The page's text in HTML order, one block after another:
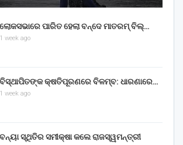
ଲୋକସଭାରେ ପାରିତ ହେଲା ବନ୍ଦେ ମାତରମ୍‌ ବିଲ୍‌…
1 week ago
ବିସ୍ଥାପିତଙ୍କ କ୍ଷତିପୂରଣରେ ବିଳମ୍ବ: ଧାରଣାରେ…
1 week ago
ବନ୍ୟା ସ୍ଥିତିର ସମୀକ୍ଷା କଲେ ରାଜସ୍ୱମନ୍ତ୍ରୀ